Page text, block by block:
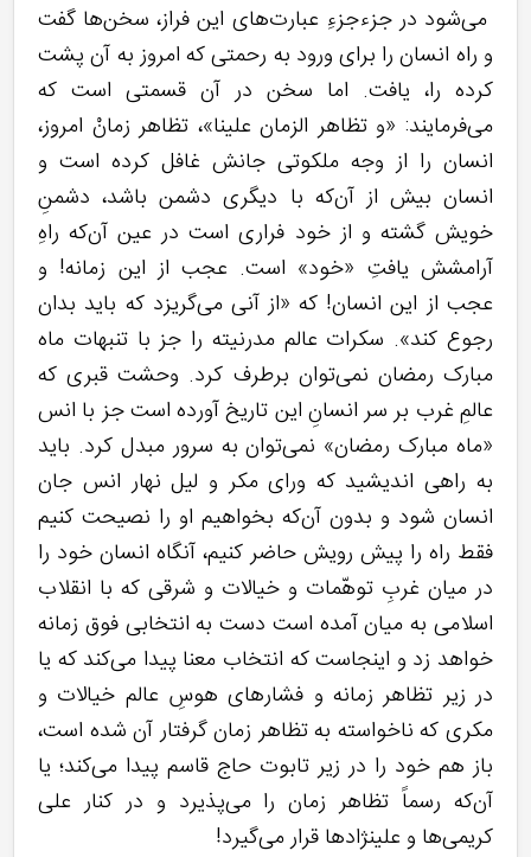
می‌شود در جزء‌جزءِ عبارت‌های این فراز، سخن‌ها گفت
و راه انسان را برای ورود به رحمتی که امروز به آن پشت
کرده را، یافت. اما سخن در آن قسمتی است که
می‌فرمایند: «و تظاهر الزمان علینا»، تظاهر زمانْ امروز،
انسان را از وجه ملکوتی جانش غافل کرده است و
انسان بیش از آن‌که با دیگری دشمن باشد، دشمنِ
خویش گشته و از خود فراری است در عین آن‌که راهِ
آرامشش یافتِ «خود» است. عجب از این زمانه! و
عجب از این انسان! که «از آنی می‌گریزد که باید بدان
رجوع کند». سکرات عالم مدرنیته را جز با تنبهات ماه
مبارک رمضان نمی‌توان برطرف کرد. وحشت قبری که
عالمِ غرب بر سر انسانِ این تاریخ آورده است جز با انس
«ماه مبارک رمضان» نمی‌توان به سرور مبدل کرد. باید
به راهی اندیشید که ورای مکر و لیل نهار انس جان
انسان شود و بدون آن‌که بخواهیم او را نصیحت کنیم
فقط راه را پیش رویش حاضر کنیم، آنگاه انسان خود را
در میان غربِ توهّمات و خیالات و شرقی که با انقلاب
اسلامی به میان آمده است دست به انتخابی فوق زمانه
خواهد زد و اینجاست که انتخاب معنا پیدا می‌کند که یا
در زیر تظاهر زمانه و فشارهای هوسِ عالم خیالات و
مکری که ناخواسته به تظاهر زمان گرفتار آن شده است،
باز هم خود را در زیر تابوت حاج قاسم پیدا می‌کند؛ یا
آن‌که رسماً تظاهر زمان را می‌پذیرد و در کنار علی
کریمی‌ها و علینژادها قرار می‌گیرد!